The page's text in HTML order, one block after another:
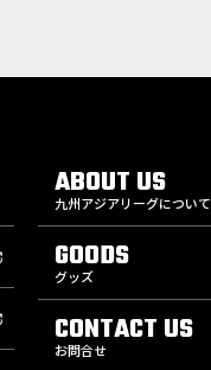
ABOUT US
九州アジアリーグについて
GOODS
グッズ
CONTACT US
お問合せ